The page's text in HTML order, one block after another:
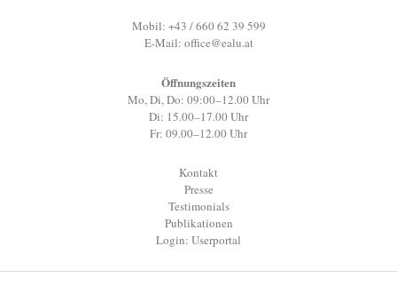
Mobil: +43 / 660 62 39 599
E-Mail: office@ealu.at
Öffnungszeiten
Mo, Di, Do: 09:00–12.00 Uhr
Di: 15.00–17.00 Uhr
Fr: 09.00–12.00 Uhr
Kontakt
Presse
Testimonials
Publikationen
Login: Userportal